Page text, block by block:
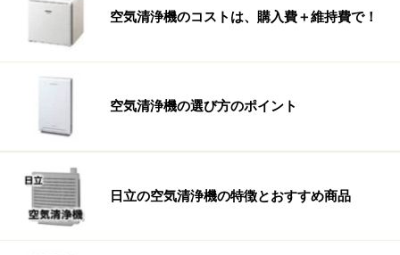
空気清浄機のコストは、購入費＋維持費で！
空気清浄機の選び方のポイント
日立の空気清浄機の特徴とおすすめ商品